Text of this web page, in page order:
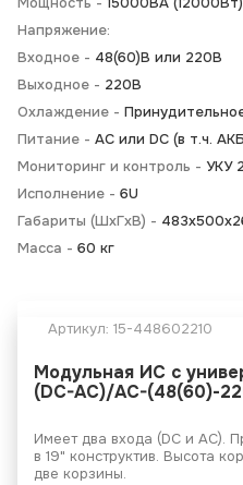
Напряжение:
Входное - 48(60)В или 220В
Выходное - 220В
Охлаждение -
Питание - АС или DC (в т.ч.
Мониторинг и контроль - УКУ
Исполнение - 6U
Габариты (ШхГхВ) -
Масса - 60 кг
Артикул: 15-448602210
Модульная ИС с
(DC-АС)/AC-(48(60)-
Имеет два входа (DC и АС).
в 19" конструктив. Высота
две корзины.